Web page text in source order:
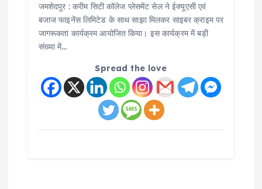
जमशेदपुर : करीम सिटी कॉलेज प्लेसमेंट सेल ने ईक्यूएसी एवं
बजाज फाइनेंस लिमिटेड के साथ साझा मिलकर साइबर क्राइम पर
जागरूकता कार्यक्रम आयोजित किया। इस कार्यक्रम में बड़ी
संख्या में…
Spread the love